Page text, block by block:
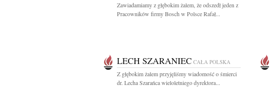
Zawiadamiamy z głębokim żalem, że odszedł jeden z
Pracowników firmy Bosch w Polsce Rafał...
LECH SZARANIEC CAŁA POLSKA
Z głębokim żalem przyjęliśmy wiadomość o śmierci
dr. Lecha Szarańca wieloletniego dyrektora...